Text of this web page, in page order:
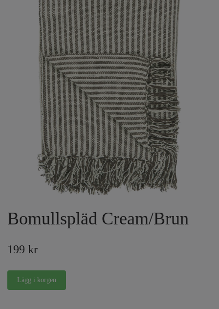
Bomullspläd Cream/Brun
199 kr